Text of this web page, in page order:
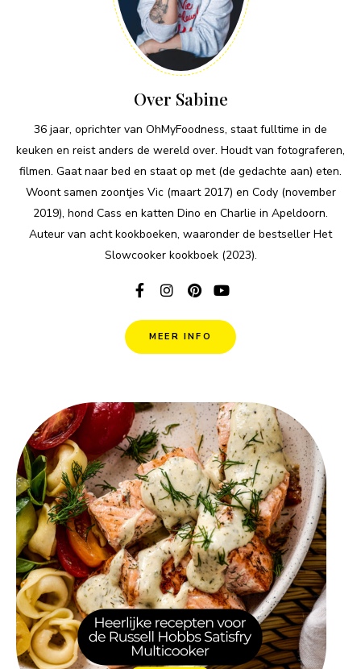
Over Sabine
36 jaar, oprichter van OhMyFoodness, staat fulltime in de
keuken en reist anders de wereld over. Houdt van fotograferen,
filmen. Gaat naar bed en staat op met (de gedachte aan) eten.
Woont samen zoontjes Vic (maart 2017) en Cody (november
2019), hond Cass en katten Dino en Charlie in Apeldoorn.
Auteur van acht kookboeken, waaronder de bestseller Het
Slowcooker kookboek (2023).
MEER INFO